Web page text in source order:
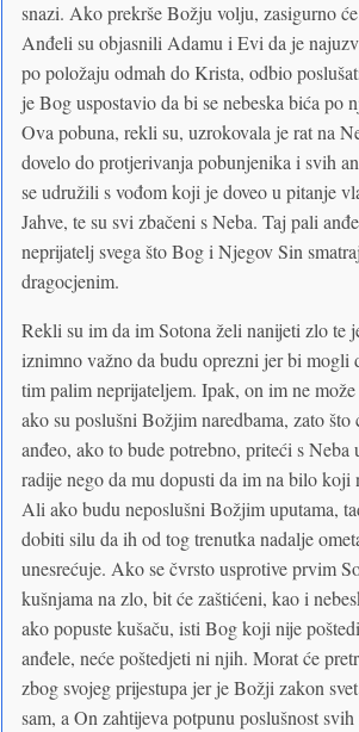
snazi. Ako prekrše Božju volju, zasigurno
Anđeli su objasnili Adamu i Evi da je
po položaju odmah do Krista, odbio
je Bog uspostavio da bi se nebeska bića po
Ova pobuna, rekli su, uzrokovala je rat na
dovelo do protjerivanja pobunjenika i svih
se udružili s vođom koji je doveo u pitanje
Jahve, te su svi zbačeni s Neba. Taj pali
neprijatelj svega što Bog i Njegov Sin
dragocjenim.
Rekli su im da im Sotona želi nanijeti zlo te
iznimno važno da budu oprezni jer bi mogli
tim palim neprijateljem. Ipak, on im ne
ako su poslušni Božjim naredbama, zato što
anđeo, ako to bude potrebno, priteći s Neba
radije nego da mu dopusti da im na bilo koji
Ali ako budu neposlušni Božjim uputama,
dobiti silu da ih od tog trenutka nadalje
unesrećuje. Ako se čvrsto usprotive prvim
kušnjama na zlo, bit će zaštićeni, kao i
ako popuste kušaču, isti Bog koji nije
anđele, neće poštedjeti ni njih. Morat će
zbog svojeg prijestupa jer je Božji zakon
sam, a On zahtijeva potpunu poslušnost